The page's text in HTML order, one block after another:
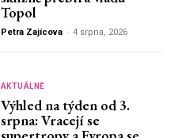
Topol
Petra Zajícova - 4 srpna, 2026
AKTUÁLNĚ
Výhled na týden od 3.
srpna: Vracejí se